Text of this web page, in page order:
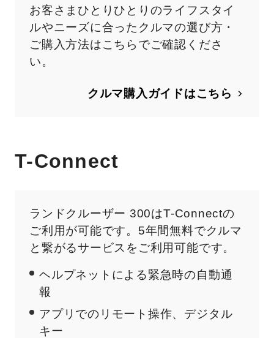
お客さまひとりひとりのライフスタイ
ルやニーズに合ったクルマの選び方・
ご購入方法はこちらでご確認くださ
い。
クルマ購入ガイドはこちら
T-Connect
ランドクルーザー 300はT-Connectの
ご利用が可能です。5年間無料でクルマ
と繋がるサービスをご利用可能です。
ヘルプネットによる緊急時の自動通
報
アプリでのリモート操作、デジタル
キー